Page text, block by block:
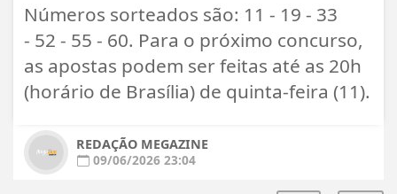
Números sorteados são: 11 - 19 - 33
- 52 - 55 - 60. Para o próximo concurso,
as apostas podem ser feitas até as 20h
(horário de Brasília) de quinta-feira (11).
REDAÇÃO MEGAZINE
09/06/2026 23:04